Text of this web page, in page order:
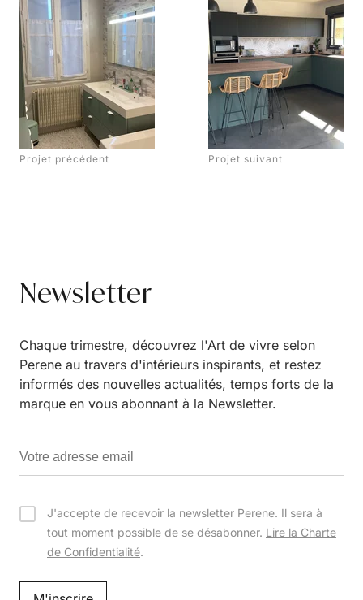
Projet précédent Projet suivant
Newsletter
Chaque trimestre, découvrez l'Art de vivre selon
Perene au travers d'intérieurs inspirants, et restez
informés des nouvelles actualités, temps forts de la
marque en vous abonnant à la Newsletter.
J'accepte de recevoir la newsletter Perene. Il sera à
tout moment possible de se désabonner. Lire la Charte
de Confidentialité.